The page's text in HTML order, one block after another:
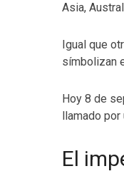
Asia,
Igual que
símbolizan
Hoy 8 de
llamado
El